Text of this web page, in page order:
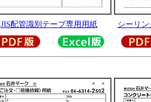
JIS配管識別テープ専用用紙 シーリ